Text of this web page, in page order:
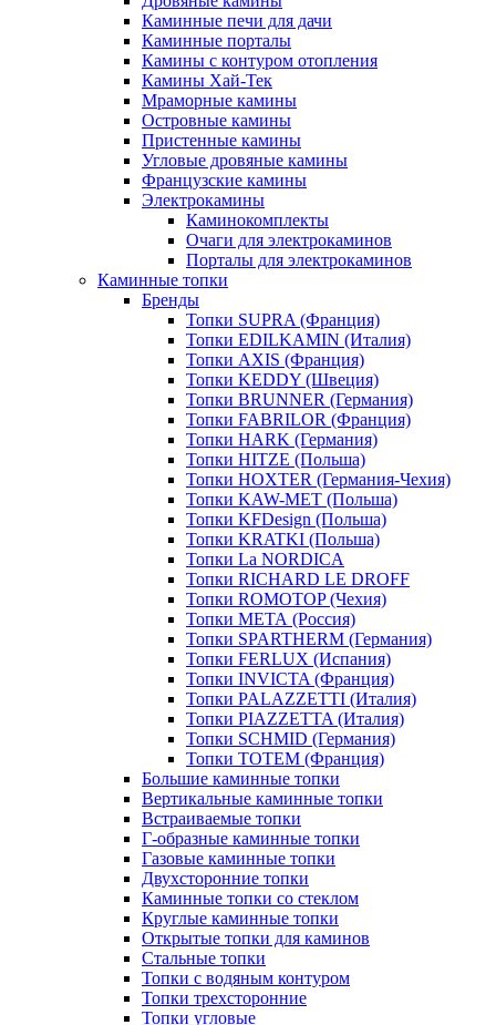
Каминные печи для дачи
Каминные порталы
Камины с контуром отопления
Камины Хай-Тек
Мраморные камины
Островные камины
Пристенные камины
Угловые дровяные камины
Французские камины
Электрокамины
Каминокомплекты
Очаги для электрокаминов
Порталы для электрокаминов
Каминные топки
Бренды
Топки SUPRA (Франция)
Топки EDILKAMIN (Италия)
Топки AXIS (Франция)
Топки KEDDY (Швеция)
Топки BRUNNER (Германия)
Топки FABRILOR (Франция)
Топки HARK (Германия)
Топки HITZE (Польша)
Топки HOXTER (Германия-Чехия)
Топки KAW-MET (Польша)
Топки KFDesign (Польша)
Топки KRATKI (Польша)
Топки La NORDICA
Топки RICHARD LE DROFF
Топки ROMOTOP (Чехия)
Топки МЕТА (Россия)
Топки SPARTHERM (Германия)
Топки FERLUX (Испания)
Топки INVICTA (Франция)
Топки PALAZZETTI (Италия)
Топки PIAZZETTA (Италия)
Топки SCHMID (Германия)
Топки TOTEM (Франция)
Большие каминные топки
Вертикальные каминные топки
Встраиваемые топки
Г-образные каминные топки
Газовые каминные топки
Двухсторонние топки
Каминные топки со стеклом
Круглые каминные топки
Открытые топки для каминов
Стальные топки
Топки с водяным контуром
Топки трехсторонние
Топки угловые